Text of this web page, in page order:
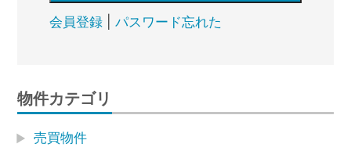
会員登録| パスワード忘れた
物件カテゴリ
売買物件